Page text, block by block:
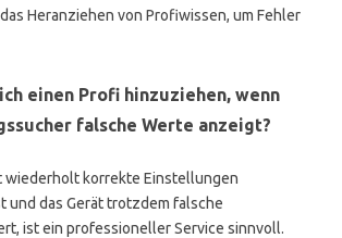
Heranziehen von Profiwissen, um Fehler
einen Profi hinzuziehen, wenn
falsche Werte anzeigt?
wiederholt korrekte Einstellungen
und das Gerät trotzdem falsche
ist ein professioneller Service sinnvoll.